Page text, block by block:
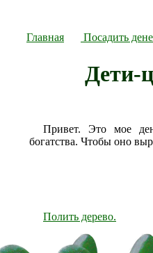
Главная Посадить
Дети-
Привет. Это мое
богатства. Чтобы оно
Полить дерево.